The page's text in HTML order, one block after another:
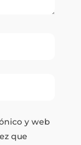
y web
que